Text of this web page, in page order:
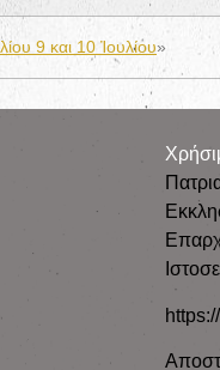
9 και 10 Ἰουλίου»